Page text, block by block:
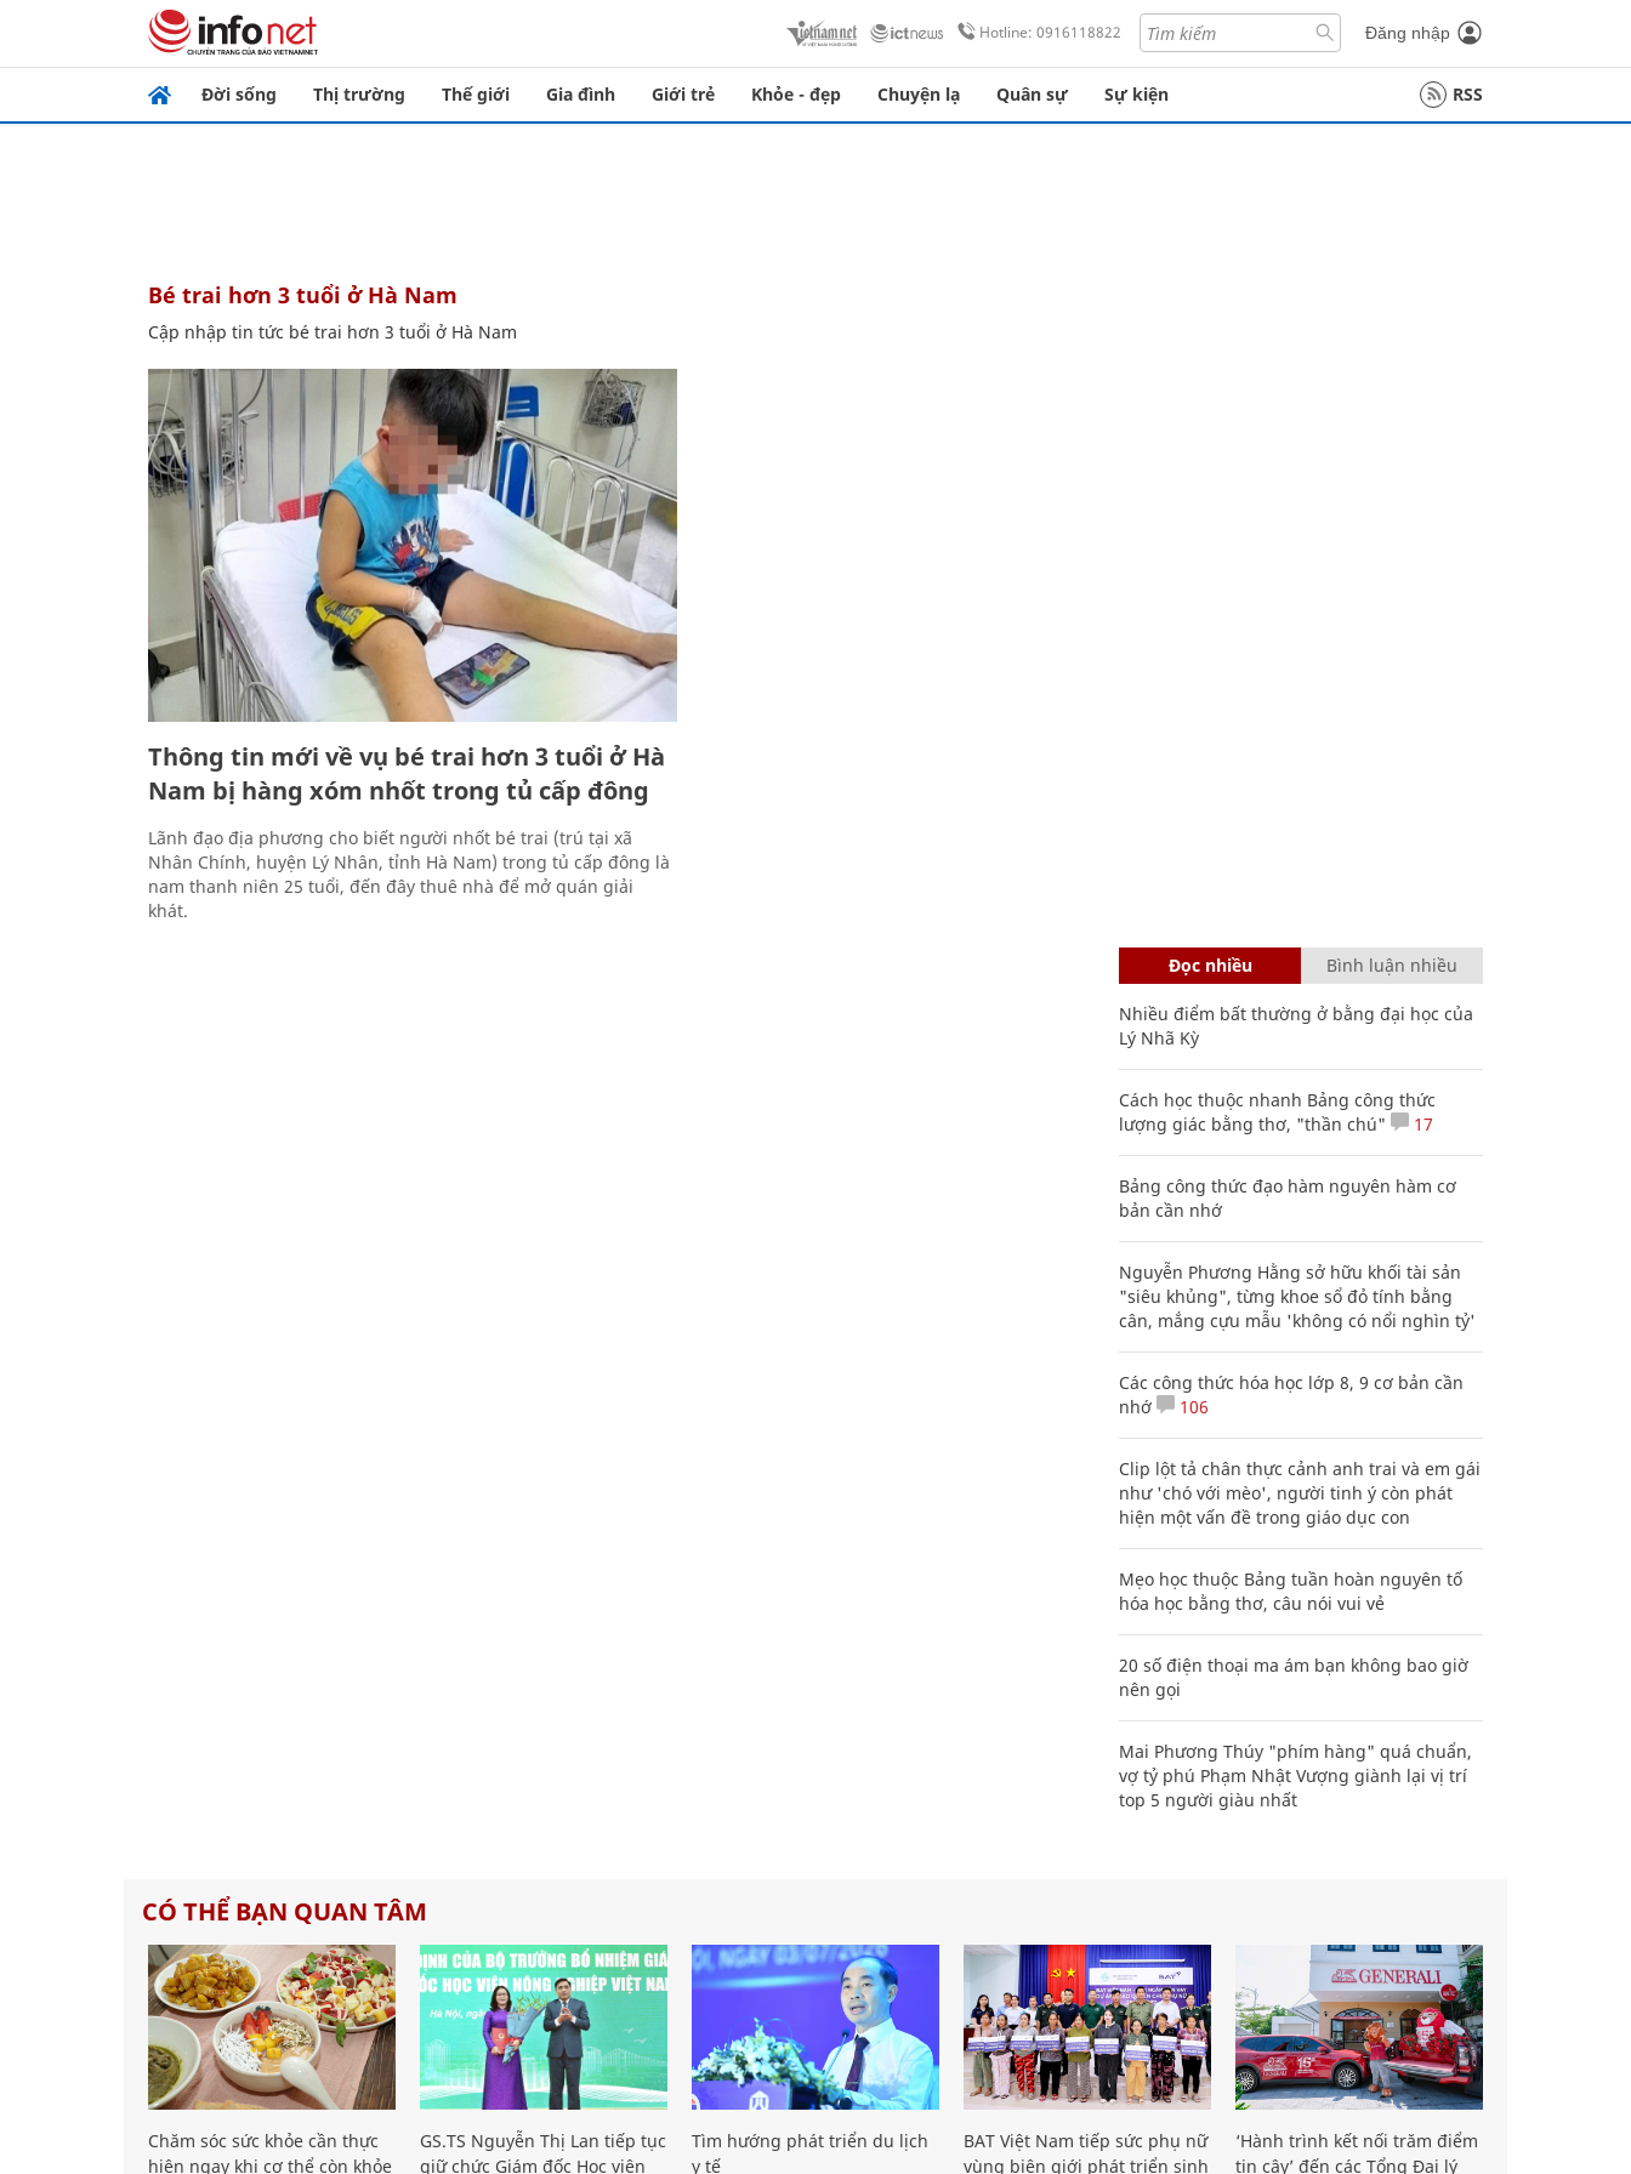
Hotline: 0916118822 Đăng nhập
Đời sống Thị trường Thế giới Gia đình Giới trẻ Khỏe - đẹp Chuyện lạ Quân sự Sự kiện RSS
bé trai hơn 3 tuổi ở Hà Nam
Cập nhập tin tức bé trai hơn 3 tuổi ở Hà Nam
Thông tin mới về vụ bé trai hơn 3 tuổi ở Hà
Nam bị hàng xóm nhốt trong tủ cấp đông
Lãnh đạo địa phương cho biết người nhốt bé trai (trú tại xã
Nhân Chính, huyện Lý Nhân, tỉnh Hà Nam) trong tủ cấp đông là
nam thanh niên 25 tuổi, đến đây thuê nhà để mở quán giải
khát.
Đọc nhiều Bình luận nhiều
Nhiều điểm bất thường ở bằng đại học của
Lý Nhã Kỳ
Cách học thuộc nhanh Bảng công thức
lượng giác bằng thơ, "thần chú"
17
Bảng công thức đạo hàm nguyên hàm cơ
bản cần nhớ
Nguyễn Phương Hằng sở hữu khối tài sản
"siêu khủng", từng khoe sổ đỏ tính bằng
cân, mắng cựu mẫu 'không có nổi nghìn tỷ'
Các công thức hóa học lớp 8, 9 cơ bản cần
nhớ
106
Clip lột tả chân thực cảnh anh trai và em gái
như 'chó với mèo', người tinh ý còn phát
hiện một vấn đề trong giáo dục con
Mẹo học thuộc Bảng tuần hoàn nguyên tố
hóa học bằng thơ, câu nói vui vẻ
20 số điện thoại ma ám bạn không bao giờ
nên gọi
Mai Phương Thúy "phím hàng" quá chuẩn,
vợ tỷ phú Phạm Nhật Vượng giành lại vị trí
top 5 người giàu nhất
CÓ THỂ BẠN QUAN TÂM
Chăm sóc sức khỏe cần thực
hiện ngay khi cơ thể còn khỏe
GS.TS Nguyễn Thị Lan tiếp tục
giữ chức Giám đốc Học viện
Tìm hướng phát triển du lịch
y tế
BAT Việt Nam tiếp sức phụ nữ
vùng biên giới phát triển sinh
‘Hành trình kết nối trăm điểm
tin cậy’ đến các Tổng Đại lý